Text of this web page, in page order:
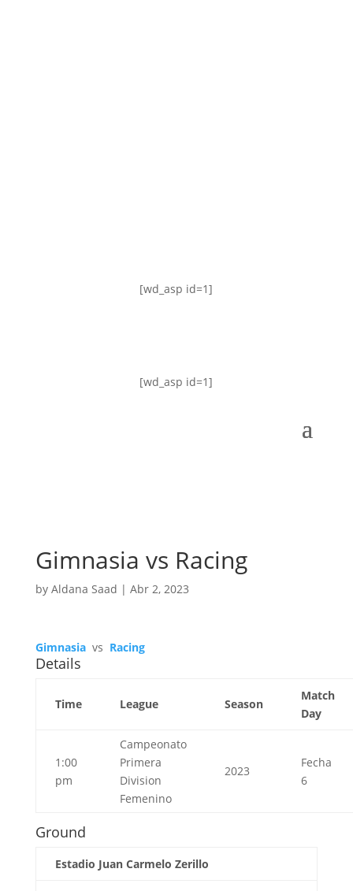
[wd_asp id=1]
[wd_asp id=1]
Gimnasia vs Racing
by Aldana Saad | Abr 2, 2023
Gimnasia vs Racing
Details
Time League Season
Match
Day
1:00
pm
Campeonato
Primera
Division
Femenino
2023
Fecha
6
Ground
Estadio Juan Carmelo Zerillo